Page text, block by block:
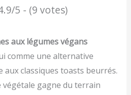
5 - (9 votes)
aux légumes végans
comme une alternative
aux classiques toasts beurrés.
végétale gagne du terrain